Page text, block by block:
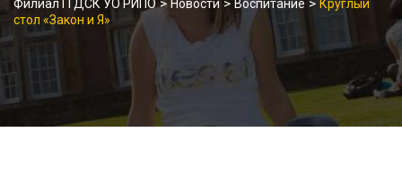
Филиал ГГДСК УО РИПО> Новости > Воспитание > Круглый
стол «Закон и Я»